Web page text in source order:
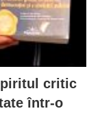
critic
într-o